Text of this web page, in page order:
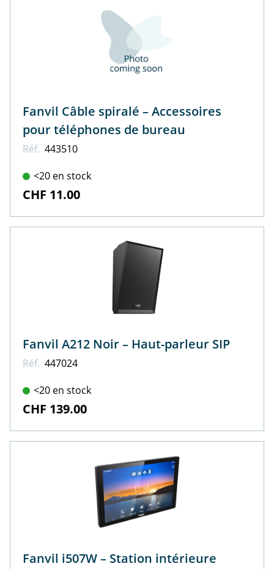
Fanvil Câble spiralé – Accessoires
pour téléphones de bureau
Réf. 443510
<20 en stock
CHF 11.00
Fanvil A212 Noir – Haut-parleur SIP
Réf. 447024
<20 en stock
CHF 139.00
Fanvil i507W – Station intérieure